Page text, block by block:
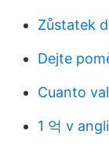
Zůstatek
Dejte
Cuanto
1 억 v